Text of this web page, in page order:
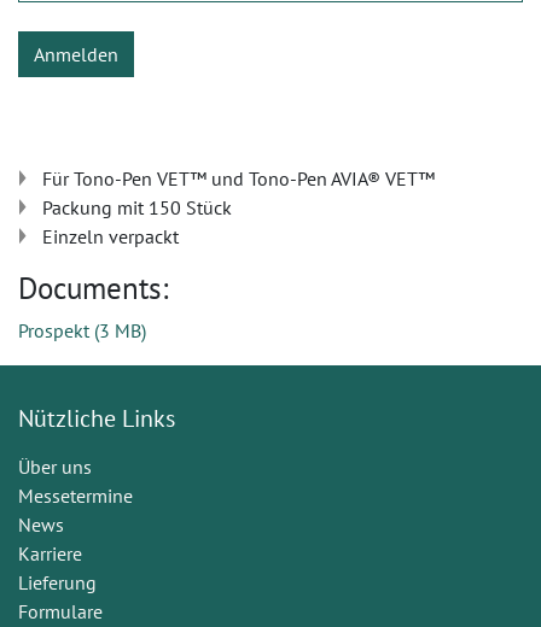
Anmelden
Für Tono-Pen VET™ und Tono-Pen AVIA® VET™
Packung mit 150 Stück
Einzeln verpackt
Documents:
Prospekt(3 MB)
Nützliche Links
Über uns
Messetermine
News
Karriere
Lieferung
Formulare